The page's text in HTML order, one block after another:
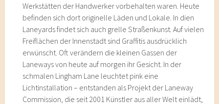
Werkstätten der Handwerker vorbehalten waren. Heute
befinden sich dort originelle Läden und Lokale. In dien
Laneyards findet sich auch grelle Straßenkunst. Auf vielen
Freiflächen der Innenstadt sind Graffitis ausdrücklich
erwünscht. Oft verändern die kleinen Gassen der
Laneways von heute auf morgen ihr Gesicht. In der
schmalen Lingham Lane leuchtet pink eine
Lichtinstallation – entstanden als Projekt der Laneway
Commission, die seit 2001 Künstler aus aller Welt einlädt,